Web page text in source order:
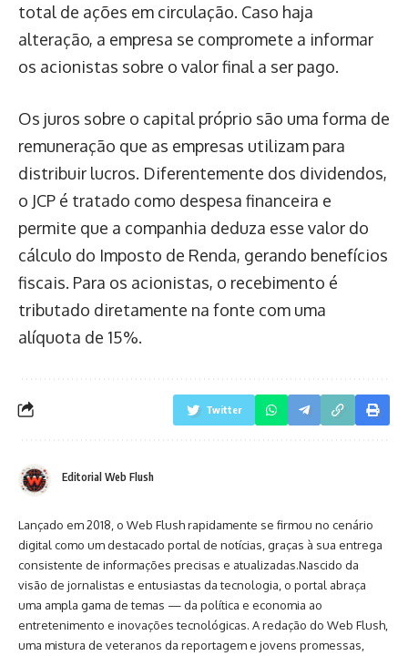
total de ações em circulação. Caso haja
alteração, a empresa se compromete a informar
os acionistas sobre o valor final a ser pago.
Os juros sobre o capital próprio são uma forma de
remuneração que as empresas utilizam para
distribuir lucros. Diferentemente dos dividendos,
o JCP é tratado como despesa financeira e
permite que a companhia deduza esse valor do
cálculo do Imposto de Renda, gerando benefícios
fiscais. Para os acionistas, o recebimento é
tributado diretamente na fonte com uma
alíquota de 15%.
Twitter
Editorial Web Flush
Lançado em 2018, o Web Flush rapidamente se firmou no cenário
digital como um destacado portal de notícias, graças à sua entrega
consistente de informações precisas e atualizadas.Nascido da
visão de jornalistas e entusiastas da tecnologia, o portal abraça
uma ampla gama de temas — da política e economia ao
entretenimento e inovações tecnológicas. A redação do Web Flush,
uma mistura de veteranos da reportagem e jovens promessas,